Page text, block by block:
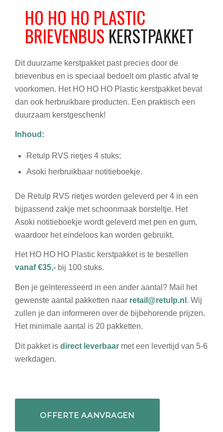
HO HO HO PLASTIC
BRIEVENBUS KERSTPAKKET
Dit duurzame kerstpakket past precies door de
brievenbus en is speciaal bedoelt om plastic afval te
voorkomen. Het HO HO HO Plastic kerstpakket bevat
dan ook herbruikbare producten. Een praktisch een
duurzaam kerstgeschenk!
Inhoud:
Retulp RVS rietjes 4 stuks;
Asoki herbruikbaar notitieboekje.
De Retulp RVS rietjes worden geleverd per 4 in een
bijpassend zakje met schoonmaak borsteltje. Het
Asoki notitieboekje wordt geleverd met pen en gum,
waardoor het eindeloos kan worden gebruikt.
Het HO HO HO Plastic kerstpakket is te bestellen
vanaf €35,- bij 100 stuks.
Ben je geïnteresseerd in een ander aantal? Mail het
gewenste aantal pakketten naar retail@retulp.nl . Wij
zullen je dan informeren over de bijbehorende prijzen.
Het minimale aantal is 20 pakketten.
Dit pakket is direct leverbaar met een levertijd van 5-6
werkdagen.
OFFERTE AANVRAGEN